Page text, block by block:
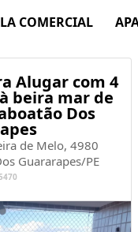
COMERCIAL
Alugar com 4
beira mar de
Dos
de Melo, 4980
Guararapes/PE